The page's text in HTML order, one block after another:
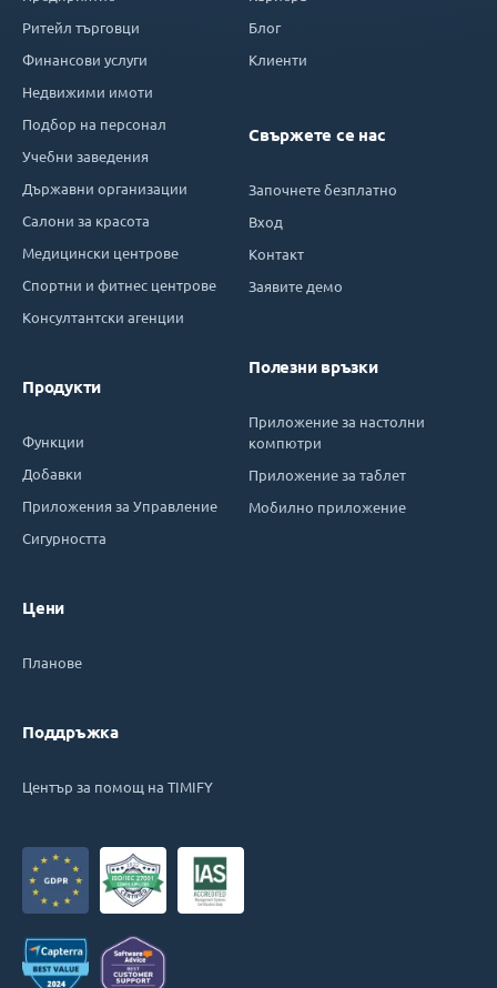
Ритейл търговци
Финансови услуги
Недвижими имоти
Подбор на персонал
Учебни заведения
Държавни организации
Салони за красота
Медицински центрове
Спортни и фитнес центрове
Консултантски агенции
Продукти
Функции
Добавки
Приложения за Управление
Сигурността
Цени
Планове
Поддръжка
Център за помощ на TIMIFY
Блог
Клиенти
Свържете се нас
Започнете безплатно
Вход
Контакт
Заявите демо
Полезни връзки
Приложение за настолни
компютри
Приложение за таблет
Мобилно приложение